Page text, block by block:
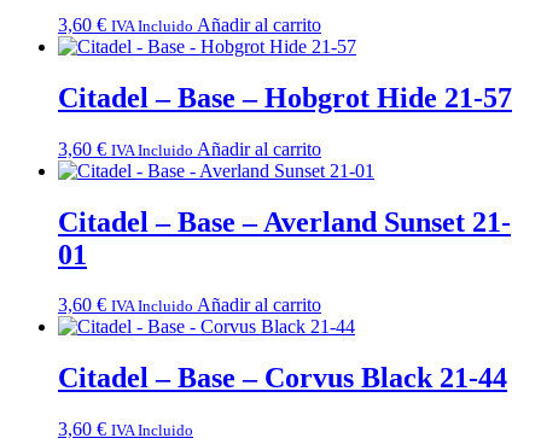
3,60 € IVA Incluido Añadir al carrito
Citadel – Base – Hobgrot Hide 21-57
3,60 € IVA Incluido Añadir al carrito
Citadel – Base – Averland Sunset 21-
01
3,60 € IVA Incluido Añadir al carrito
Citadel – Base – Corvus Black 21-44
3,60 € IVA Incluido